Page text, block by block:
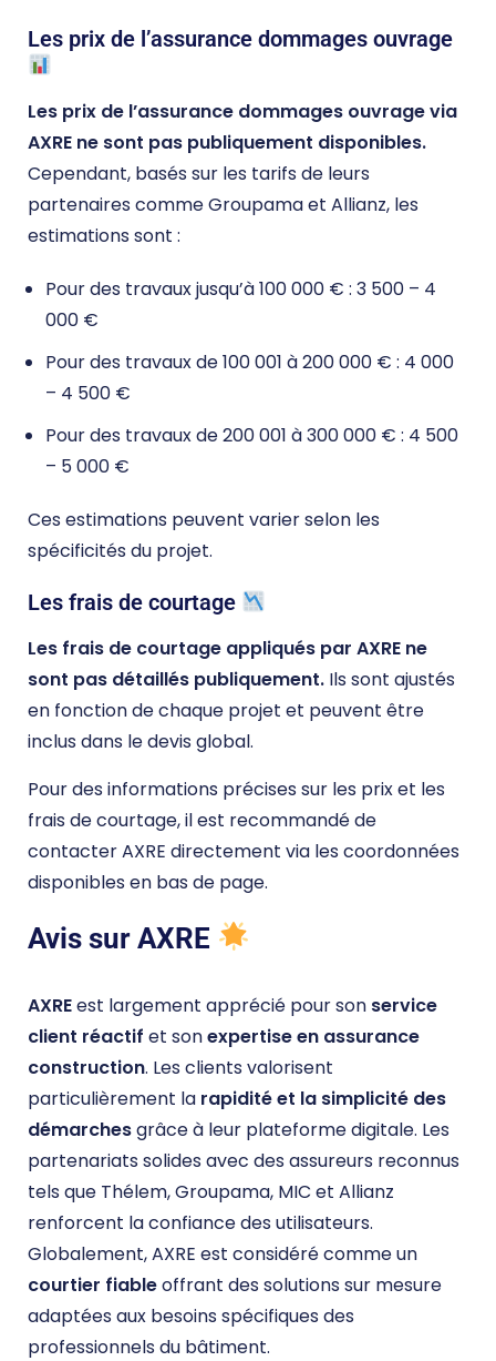
Les prix de l’assurance dommages ouvrage
Les prix de l’assurance dommages ouvrage via
AXRE ne sont pas publiquement disponibles.
Cependant, basés sur les tarifs de leurs
partenaires comme Groupama et Allianz, les
estimations sont :
Pour des travaux jusqu’à 100 000 € : 3 500 – 4
000 €
Pour des travaux de 100 001 à 200 000 € : 4 000
– 4 500 €
Pour des travaux de 200 001 à 300 000 € : 4 500
– 5 000 €
Ces estimations peuvent varier selon les
spécificités du projet.
Les frais de courtage
Les frais de courtage appliqués par AXRE ne
sont pas détaillés publiquement. Ils sont ajustés
en fonction de chaque projet et peuvent être
inclus dans le devis global.
Pour des informations précises sur les prix et les
frais de courtage, il est recommandé de
contacter AXRE directement via les coordonnées
disponibles en bas de page.
Avis sur AXRE
AXREest largement apprécié pour son service
client réactif et sonexpertise en assurance
construction. Les clients valorisent
particulièrement la rapidité et la simplicité des
démarchesgrâce à leur plateforme digitale. Les
partenariats solides avec des assureurs reconnus
tels que Thélem, Groupama, MIC et Allianz
renforcent la confiance des utilisateurs.
Globalement, AXRE est considéré comme un
courtier fiableoffrant des solutions sur mesure
adaptées aux besoins spécifiques des
professionnels du bâtiment.